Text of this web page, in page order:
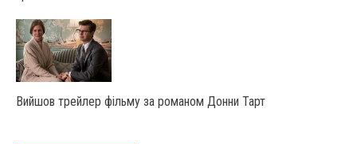
Вийшов трейлер фільму за романом Донни Тарт